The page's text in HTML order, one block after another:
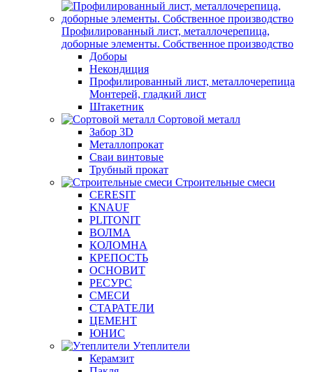
Профилированный лист, металлочерепица,
доборные элементы. Собственное производство
Доборы
Некондиция
Профилированный лист, металлочерепица
Монтерей, гладкий лист
Штакетник
Сортовой металл
Забор 3D
Металлопрокат
Сваи винтовые
Трубный прокат
Строительные смеси
CERESIT
KNAUF
PLITONIT
ВОЛМА
КОЛОМНА
КРЕПОСТЬ
ОСНОВИТ
РЕСУРС
СМЕСИ
СТАРАТЕЛИ
ЦЕМЕНТ
ЮНИС
Утеплители
Керамзит